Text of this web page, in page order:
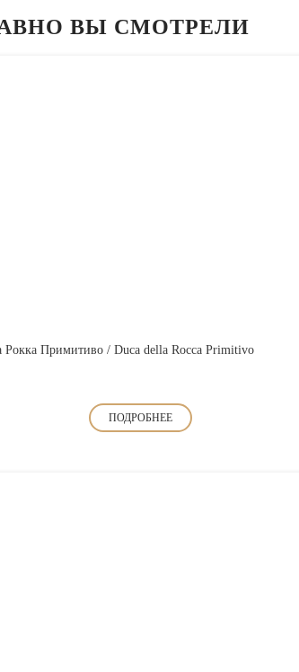
ВЫ СМОТРЕЛИ
Рокка Примитиво / Duca della Rocca Primitivo
ПОДРОБНЕЕ